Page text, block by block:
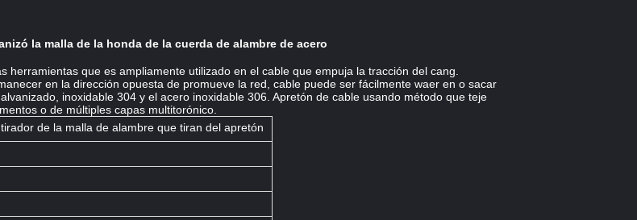
la malla de la honda de la cuerda de alambre de acero
que es ampliamente utilizado en el cable que empuja la tracción del cang.
en la dirección opuesta de promueve la red, cable puede ser fácilmente waer en o sacar
inoxidable 304 y el acero inoxidable 306. Apretón de cable usando método que teje
o de múltiples capas multitorónico.
de la malla de alambre que tiran del apretón